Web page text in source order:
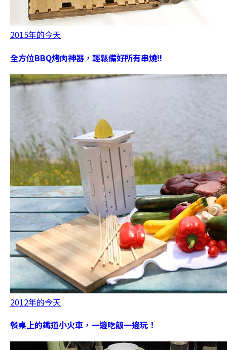
2015年的今天
全方位BBQ烤肉神器，輕鬆備好所有串燒!!
2012年的今天
餐桌上的鐵道小火車，一邊吃飯一邊玩！